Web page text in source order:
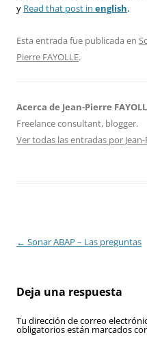
y Read that post in english.
Esta entrada fue publicada en
Pierre FAYOLLE.
Acerca de Jean-Pierre
Freelance consultant, blogger.
Ver todas las entradas por Jean-
Navegación
← Sonar ABAP – Las preguntas
Deja una respuesta
Tu dirección de correo
obligatorios están marcados